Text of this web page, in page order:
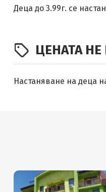
Деца до 3.99г. се
ЦЕНАТА
Настаняване на деца